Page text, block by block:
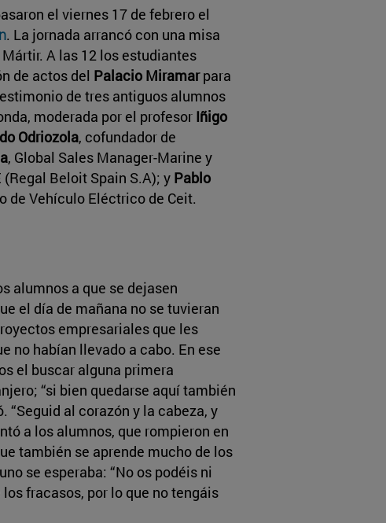
el viernes 17 de febrero el
. La jornada arrancó con una misa
A las 12 los estudiantes
de actos del Palacio Miramarpara
de tres antiguos alumnos
moderada por el profesor Iñigo
Odriozola, cofundador de
, Global Sales Manager-Marine y
Beloit Spain S.A); y Pablo
de Vehículo Eléctrico de Ceit.
alumnos a que se dejasen
el día de mañana no se tuvieran
empresariales que les
no habían llevado a cabo. En ese
el buscar alguna primera
“si bien quedarse aquí también
“Seguid al corazón y la cabeza, y
a los alumnos, que rompieron en
también se aprende mucho de los
se esperaba: “No os podéis ni
fracasos, por lo que no tengáis